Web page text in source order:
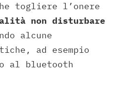
togliere l’onere
non disturbare
alcune
ad esempio
al bluetooth